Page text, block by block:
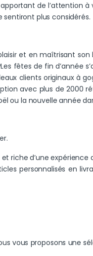
de l’attention
plus considérés.
et en maîtrisant
fêtes de fin d’année
clients originaux à
avec plus de 2000
la nouvelle année
riche d’une expérience
personnalisés en
vous proposons une